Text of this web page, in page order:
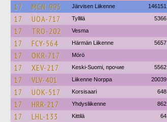
17 MCN-995 Järvisen Liikenne 146151
17 UOA-717 Tyllilä 5366
17 TRO-202 Vesma
17 FCY-564 Härmän Liikenne 5657
17 OKR-717 Mörö
17 XEV-217 Keski-Suomi, прочие 5562
17 VLV-401 Liikenne Norppa 20039
17 UOK-517 Korsisaari 648
17 HRR-217 Yhdysliikenne 862
17 LHL-133 Kittilä 64